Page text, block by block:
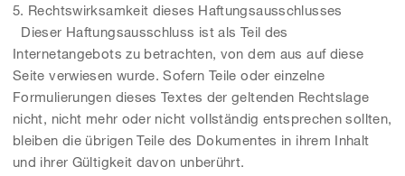
5. Rechtswirksamkeit dieses Haftungsausschlusses
Dieser Haftungsausschluss ist als Teil des
Internetangebots zu betrachten, von dem aus auf diese
Seite verwiesen wurde. Sofern Teile oder einzelne
Formulierungen dieses Textes der geltenden Rechtslage
nicht, nicht mehr oder nicht vollständig entsprechen sollten,
bleiben die übrigen Teile des Dokumentes in ihrem Inhalt
und ihrer Gültigkeit davon unberührt.